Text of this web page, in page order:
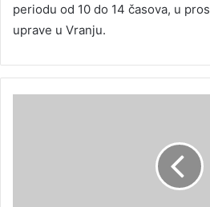
periodu od 10 do 14 časova, u
uprave u Vranju.